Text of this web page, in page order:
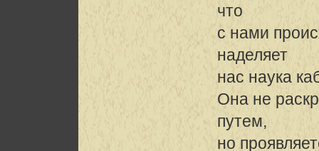
что
с нами
наделяет
нас наука
Она не
путем,
но